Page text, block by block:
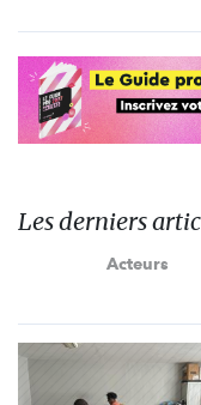
Les derniers
Acteurs